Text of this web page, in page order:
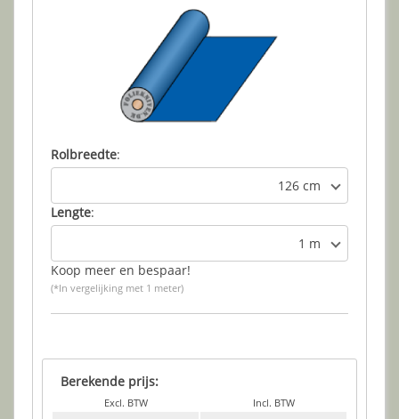
Rolbreedte:
126 cm
Lengte:
1 m
Koop meer en bespaar!
(*In vergelijking met 1 meter)
Berekende prijs:
Excl. BTW Incl. BTW